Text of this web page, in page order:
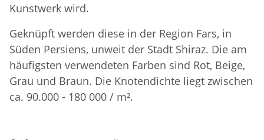
Kunstwerk wird.
Geknüpft werden diese in der Region Fars, in
Süden Persiens, unweit der Stadt Shiraz. Die am
häufigsten verwendeten Farben sind Rot, Beige,
Grau und Braun. Die Knotendichte liegt zwischen
ca. 90.000 - 180 000 / m².